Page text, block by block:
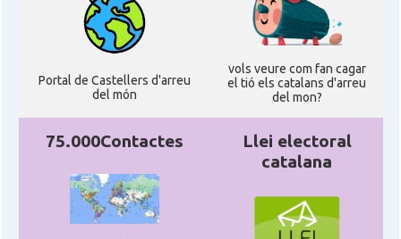
Portal de Castellers d'arreu
del món
vols veure com fan cagar
el tió els catalans d'arreu
del mon?
75.000Contactes
Llei electoral
catalana